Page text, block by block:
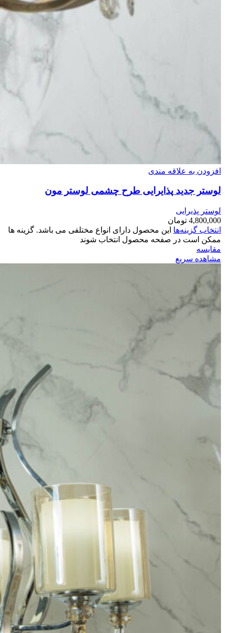
افزودن به علاقه مندی
لوستر جدید پذایرایی طرح چشمی لوستر مون
لوستر پذیرایی
4,800,000 تومان
انتخاب گزینه‌ها این محصول دارای انواع مختلفی می باشد. گزینه ها
ممکن است در صفحه محصول انتخاب شوند
مقایسه
مشاهده سریع